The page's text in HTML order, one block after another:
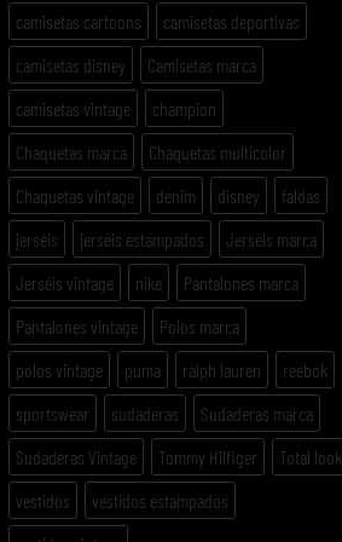
camisetas cartoons
camisetas deportivas
camisetas disney
Camisetas marca
camisetas vintage
champion
Chaquetas marca
Chaquetas multicolor
Chaquetas vintage
denim disney
faldas
jerséis
jerséis estampados
Jerséis marca
Jerséis vintage
nike
Pantalones marca
Pantalones vintage
Polos marca
polos vintage
puma ralph lauren
reebok
sportswear
sudaderas
Sudaderas marca
Sudaderas Vintage
Tommy Hilfiger
Total look
vestidos
vestidos estampados